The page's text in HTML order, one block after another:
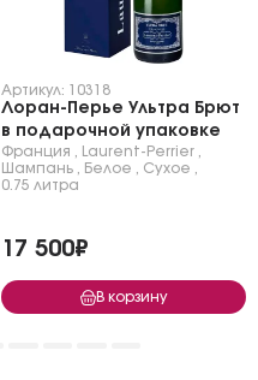
Артикул: 10318
Лоран-Перье Ультра Брют
в подарочной упаковке
Франция Laurent-Perrier
Шампань
Белое Сухое
0.75 литра
17 500₽
В корзину